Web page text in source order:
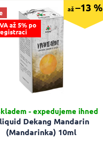
až 5% po
až–13 %
Dekang Mandarin
(Mandarinka) 10ml
- expedujeme ihned